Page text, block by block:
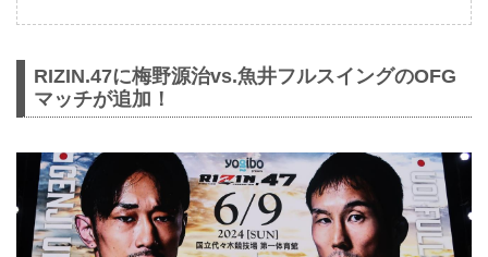
RIZIN.47に梅野源治vs.魚井フルスイングのOFG
マッチが追加！